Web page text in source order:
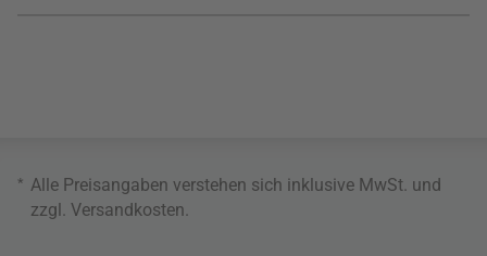
* Alle Preisangaben verstehen sich inklusive MwSt. und
zzgl. Versandkosten